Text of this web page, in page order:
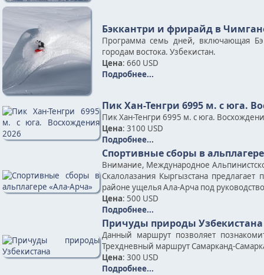
Бэккантри и фрирайд в
Программа семь дней, включающая
городам востока. Узбекистан.
Цена: 660 USD
Подробнее...
Пик Хан-Тенгри 6995 м. c юга.
Пик Хан-Тенгри 6995 м. с юга.
Цена: 3100 USD
Подробнее...
Спортивные сборы в
Внимание, Международное
Скалолазания Кыргызстана
районе ущелья Ала-Арча под
Цена: 500 USD
Подробнее...
Причуды природы Узбекистана
Данный маршрут позволяет
Трехдневный маршрут Самарканд-
Цена: 300 USD
Подробнее...